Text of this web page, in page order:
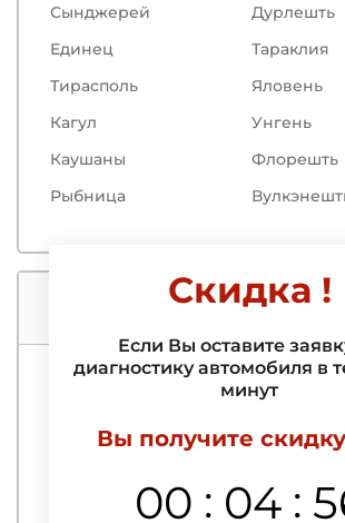
Сынджерей
Дурлешть
Единец
Тараклия
Тирасполь
Яловень
Кагул
Унгень
Каушаны
Флорешть
Рыбница
Услуги нашего
Компьютерная
Выездная компьютерная
Выявление и удаление
Скидка !
Если Вы оставите
диагностику автомобиля в
минут
Вы получите
00 : 04 :